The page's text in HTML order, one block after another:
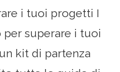
i tuoi progetti I
superare i tuoi
kit di partenza